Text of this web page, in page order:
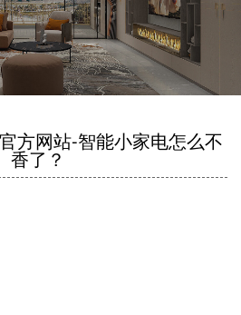
方网站-智能小家电怎么不
香了？